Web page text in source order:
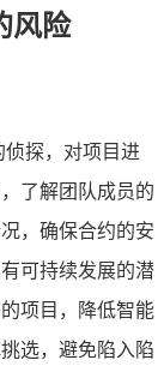
风险
探，对项目进
了解团队成员的
，确保合约的安
可持续发展的潜
项目，降低智能
选，避免陷入陷